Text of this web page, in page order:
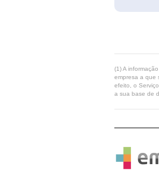
(1) A
empresa a que
efeito, o
a sua base de